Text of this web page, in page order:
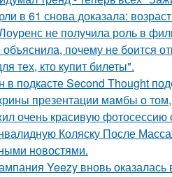
в 61 снова доказала:
не получила роль в
почему не боится
тех, кто купит билеты".
в подкасте Second Thought
презентации мaмбы о
очень красивую фотосессию
Коляску После
новостями.
Yeezy вновь